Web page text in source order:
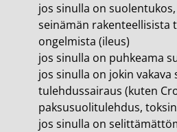
jos sinulla on
seinämän rakenteellisista
ongelmista (ileus)
jos sinulla on puhkeama
jos sinulla on jokin vakava
tulehdussairaus (kuten
paksusuolitulehdus,
jos sinulla on